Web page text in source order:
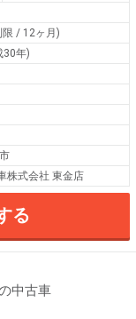
限 / 12ヶ月)
30年)
株式会社 東金店
る
中古車